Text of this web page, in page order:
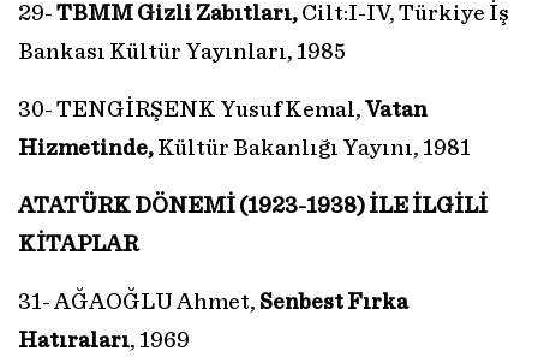
29- TBMM Gizli Zabıtları, Cilt:I-IV, Türkiye İş
Bankası Kültür Yayınları, 1985
30- TENGİRŞENK Yusuf Kemal, Vatan
Hizmetinde, Kültür Bakanlığı Yayını, 1981
ATATÜRK DÖNEMİ (1923-1938) İLE İLGİLİ
KİTAPLAR
31- AĞAOĞLU Ahmet, Senbest Fırka
Hatıraları, 1969